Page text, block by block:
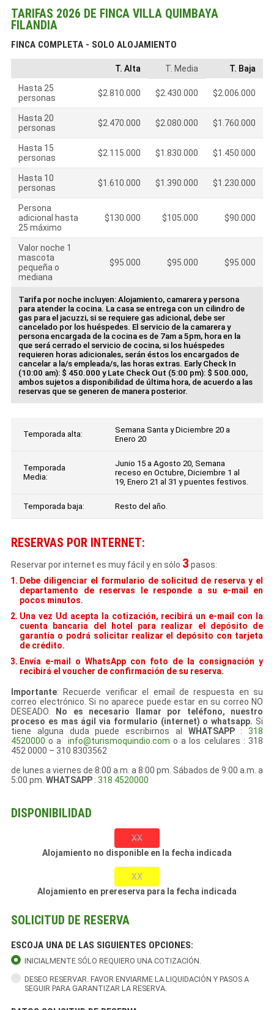
TARIFAS 2026 DE FINCA VILLA QUIMBAYA
FILANDIA
FINCA COMPLETA - SOLO ALOJAMIENTO
T. Alta T. Media
T. Baja
Hasta 25
personas
$2.810.000 $2.430.000 $2.006.000
Hasta 20
personas
$2.470.000 $2.080.000 $1.760.000
Hasta 15
personas
$2.115.000 $1.830.000 $1.450.000
Hasta 10
personas
$1.610.000 $1.390.000 $1.230.000
Persona
adicional hasta
25 máximo
$130.000 $105.000 $90.000
Valor noche 1
mascota
pequeña o
mediana
$95.000 $95.000 $95.000
Tarifa por noche incluyen: Alojamiento, camarera y persona
para atender la cocina. La casa se entrega con un cilindro de
gas para el jacuzzi, si se requiere gas adicional, debe ser
cancelado por los huéspedes. El servicio de la camarera y
persona encargada de la cocina es de 7am a 5pm, hora en la
que será cerrado el servicio de cocina, si los huéspedes
requieren horas adicionales, serán éstos los encargados de
cancelar a la/s empleada/s, las horas extras. Early Check In
(10:00 am): $ 450.000 y Late Check Out (5:00 pm): $ 500.000,
ambos sujetos a disponibilidad de última hora, de acuerdo a las
reservas que se generen de manera posterior.
Temporada alta:
Semana Santa y Diciembre 20 a
Enero 20
Temporada
Media:
Junio 15 a Agosto 20, Semana
receso en Octubre, Diciembre 1 al
19, Enero 21 al 31 y puentes festivos.
Temporada baja: Resto del año.
RESERVAS POR INTERNET:
Reservar por internet es muy fácil y en sólo 3 pasos:
Debe diligenciar el formulario de solicitud de reserva y el
departamento de reservas le responde a su e-mail en
pocos minutos.
Una vez Ud acepta la cotización, recibirá un e-mail con la
cuenta bancaria del hotel para realizar el depósito de
garantía o podrá solicitar realizar el depósito con tarjeta
de crédito.
Envía e-mail o WhatsApp con foto de la consignación y
recibirá el voucher de confirmación de su reserva.
Importante: Recuerde verificar el email de respuesta en su
correo electrónico. Si no aparece puede estar en su correo NO
DESEADO.
No es necesario llamar por teléfono, nuestro
proceso es mas ágil via formulario (internet) o whatsapp. Si
tiene alguna duda puede escribirnos al WHATSAPP: 318
4520000 o a info@turismoquindio.com o a los celulares : 318
452 0000 – 310 8303562
de lunes a viernes de 8:00 a.m. a 8:00 pm. Sábados de 9:00 a.m. a
5:00 pm. WHATSAPP : 318 4520000
DISPONIBILIDAD
XX
Alojamiento no disponible en la fecha indicada
XX
Alojamiento en prereserva para la fecha indicada
SOLICITUD DE RESERVA
ESCOJA UNA DE LAS SIGUIENTES OPCIONES:
INICIALMENTE SÓLO REQUIERO UNA COTIZACIÓN.
DESEO RESERVAR. FAVOR ENVIARME LA LIQUIDACIÓN Y PASOS A
SEGUIR PARA GARANTIZAR LA RESERVA.